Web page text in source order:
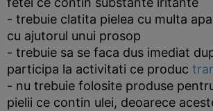
- trebuie clatita pielea cu multa
cu ajutorul unui prosop
- trebuie sa se faca dus imediat
participa la activitati ce produc
- nu trebuie folosite produse
pielii ce contin ulei, deoarece